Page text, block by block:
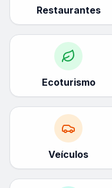
Restaurantes
Ecoturismo
Veículos